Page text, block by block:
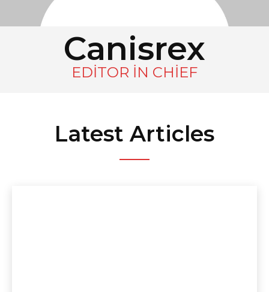
Canisrex
EDITOR IN CHIEF
Latest Articles